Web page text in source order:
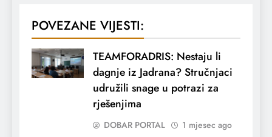
POVEZANE VIJESTI:
TEAMFORADRIS: Nestaju li
dagnje iz Jadrana? Stručnjaci
udružili snage u potrazi za
rješenjima
DOBAR PORTAL 1 mjesec ago